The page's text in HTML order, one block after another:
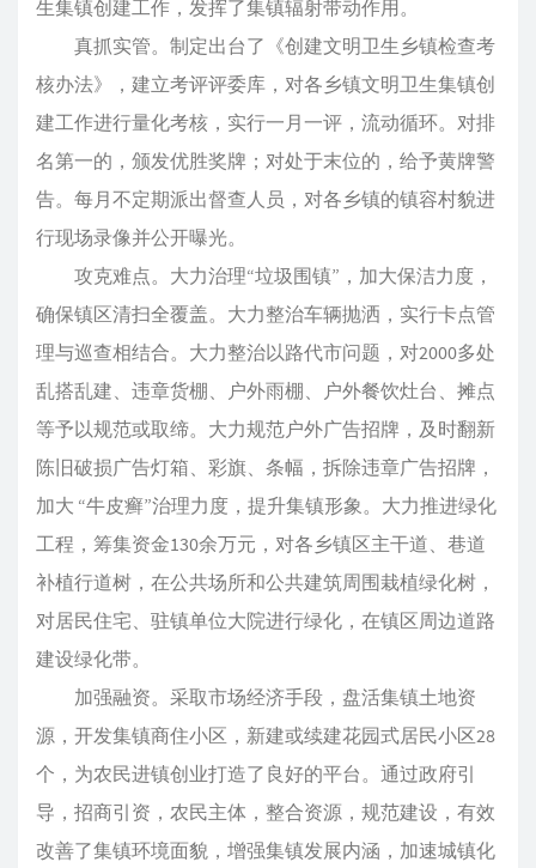
生集镇创建工作，发挥了集镇辐射带动作用。
真抓实管。制定出台了《创建文明卫生乡镇检查考
核办法》，建立考评评委库，对各乡镇文明卫生集镇创
建工作进行量化考核，实行一月一评，流动循环。对排
名第一的，颁发优胜奖牌；对处于末位的，给予黄牌警
告。每月不定期派出督查人员，对各乡镇的镇容村貌进
行现场录像并公开曝光。
攻克难点。大力治理“垃圾围镇”，加大保洁力度，
确保镇区清扫全覆盖。大力整治车辆抛洒，实行卡点管
理与巡查相结合。大力整治以路代市问题，对2000多处
乱搭乱建、违章货棚、户外雨棚、户外餐饮灶台、摊点
等予以规范或取缔。大力规范户外广告招牌，及时翻新
陈旧破损广告灯箱、彩旗、条幅，拆除违章广告招牌，
加大 “牛皮癣”治理力度，提升集镇形象。大力推进绿化
工程，筹集资金130余万元，对各乡镇区主干道、巷道
补植行道树，在公共场所和公共建筑周围栽植绿化树，
对居民住宅、驻镇单位大院进行绿化，在镇区周边道路
建设绿化带。
加强融资。采取市场经济手段，盘活集镇土地资
源，开发集镇商住小区，新建或续建花园式居民小区28
个，为农民进镇创业打造了良好的平台。通过政府引
导，招商引资，农民主体，整合资源，规范建设，有效
改善了集镇环境面貌，增强集镇发展内涵，加速城镇化